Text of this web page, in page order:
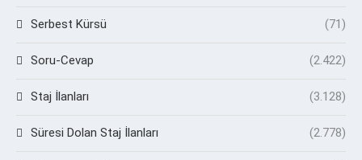
Serbest Kürsü (71)
Soru-Cevap (2.422)
Staj İlanları (3.128)
Süresi Dolan Staj İlanları (2.778)